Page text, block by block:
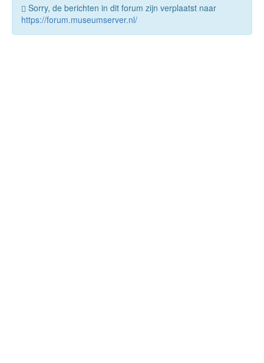
Sorry, de berichten in dit forum zijn verplaatst naar
https://forum.museumserver.nl/